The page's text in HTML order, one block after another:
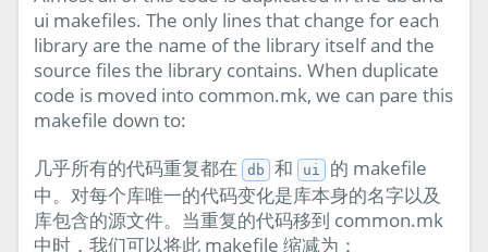
ui makefiles. The only lines that change for each
library are the name of the library itself and the
source files the library contains. When duplicate
code is moved into common.mk, we can pare this
makefile down to:
几乎所有的代码重复都在
db 和 ui
的 makefile
中。对每个库唯一的代码变化是库本身的名字以及
库包含的源文件。当重复的代码移到 common.mk
中时，我们可以将此 makefile 缩减为：